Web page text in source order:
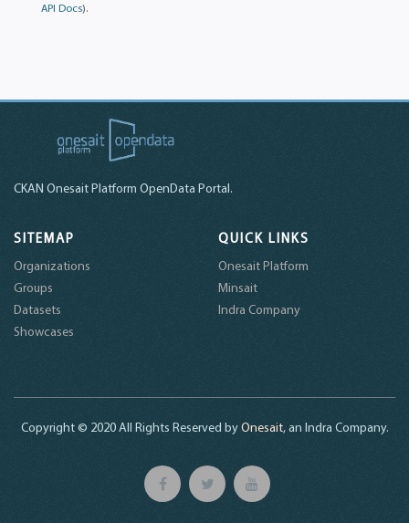
API Docs).
CKAN Onesait Platform OpenData Portal.
SITEMAP
Organizations
Groups
Datasets
Showcases
QUICK LINKS
Onesait Platform
Minsait
Indra Company
Copyright © 2020 All Rights Reserved byOnesait, an Indra Company.